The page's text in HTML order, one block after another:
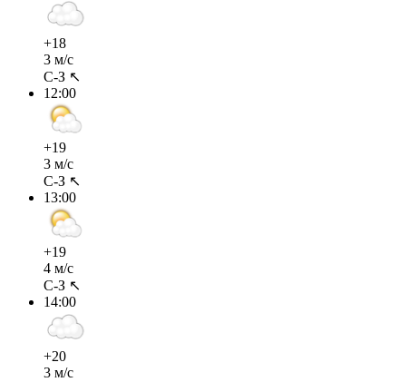
+18
3 м/с
С-З ↖
12:00
+19
3 м/с
С-З ↖
13:00
+19
4 м/с
С-З ↖
14:00
+20
3 м/с